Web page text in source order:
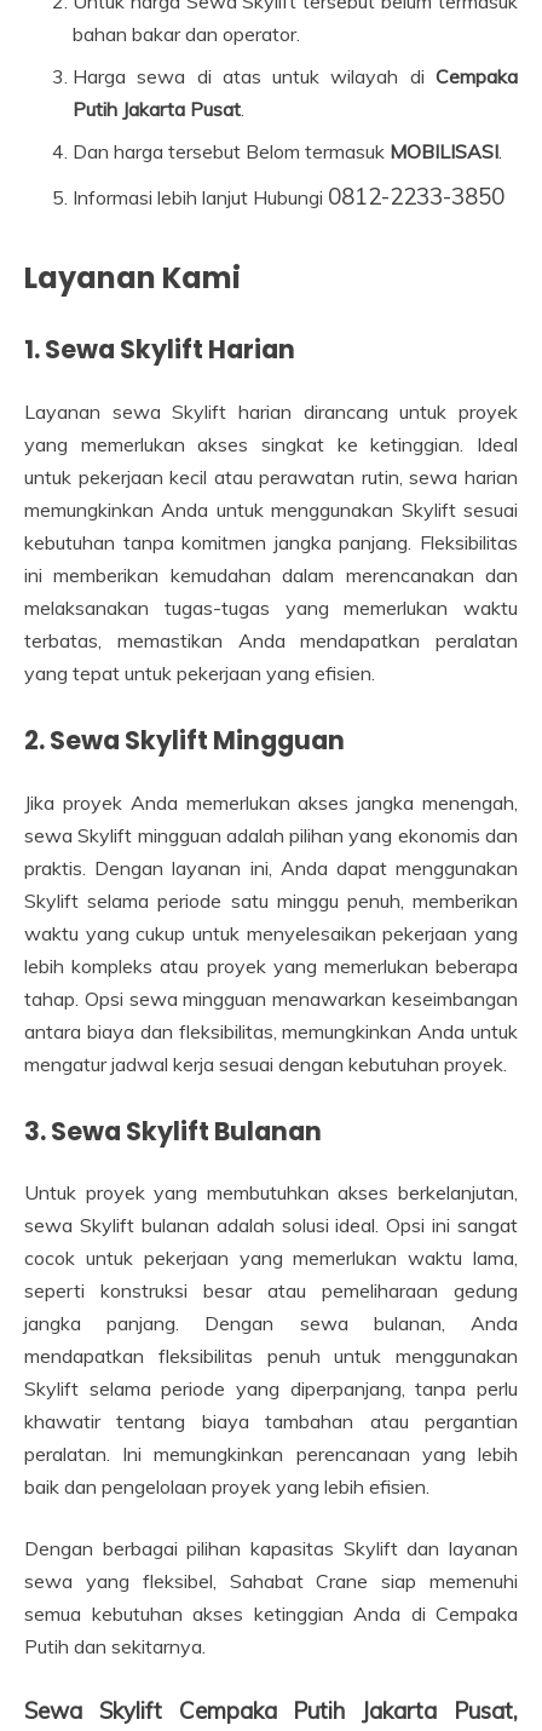
bahan bakar dan operator.
Harga sewa di atas untuk wilayah di Cempaka
Putih Jakarta Pusat.
Dan harga tersebut Belom termasuk MOBILISASI.
Informasi lebih lanjut Hubungi 0812-2233-3850
Layanan Kami
1. Sewa Skylift Harian
Layanan sewa Skylift harian dirancang untuk proyek
yang memerlukan akses singkat ke ketinggian. Ideal
untuk pekerjaan kecil atau perawatan rutin, sewa harian
memungkinkan Anda untuk menggunakan Skylift sesuai
kebutuhan tanpa komitmen jangka panjang. Fleksibilitas
ini memberikan kemudahan dalam merencanakan dan
melaksanakan tugas-tugas yang memerlukan waktu
terbatas, memastikan Anda mendapatkan peralatan
yang tepat untuk pekerjaan yang efisien.
2. Sewa Skylift Mingguan
Jika proyek Anda memerlukan akses jangka menengah,
sewa Skylift mingguan adalah pilihan yang ekonomis dan
praktis. Dengan layanan ini, Anda dapat menggunakan
Skylift selama periode satu minggu penuh, memberikan
waktu yang cukup untuk menyelesaikan pekerjaan yang
lebih kompleks atau proyek yang memerlukan beberapa
tahap. Opsi sewa mingguan menawarkan keseimbangan
antara biaya dan fleksibilitas, memungkinkan Anda untuk
mengatur jadwal kerja sesuai dengan kebutuhan proyek.
3. Sewa Skylift Bulanan
Untuk proyek yang membutuhkan akses berkelanjutan,
sewa Skylift bulanan adalah solusi ideal. Opsi ini sangat
cocok untuk pekerjaan yang memerlukan waktu lama,
seperti konstruksi besar atau pemeliharaan gedung
jangka panjang. Dengan sewa bulanan, Anda
mendapatkan fleksibilitas penuh untuk menggunakan
Skylift selama periode yang diperpanjang, tanpa perlu
khawatir tentang biaya tambahan atau pergantian
peralatan. Ini memungkinkan perencanaan yang lebih
baik dan pengelolaan proyek yang lebih efisien.
Dengan berbagai pilihan kapasitas Skylift dan layanan
sewa yang fleksibel, Sahabat Crane siap memenuhi
semua kebutuhan akses ketinggian Anda di Cempaka
Putih dan sekitarnya.
Sewa Skylift Cempaka Putih Jakarta Pusat,